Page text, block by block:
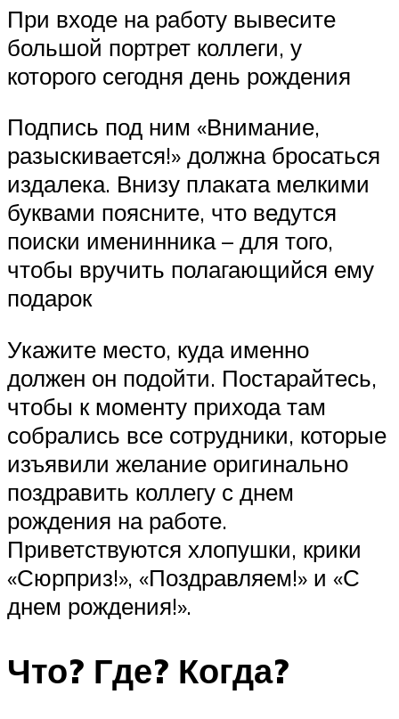
При входе на работу вывесите
большой портрет коллеги, у
которого сегодня день рождения
Подпись под ним «Внимание,
разыскивается!» должна бросаться
издалека. Внизу плаката мелкими
буквами поясните, что ведутся
поиски именинника – для того,
чтобы вручить полагающийся ему
подарок
Укажите место, куда именно
должен он подойти. Постарайтесь,
чтобы к моменту прихода там
собрались все сотрудники, которые
изъявили желание оригинально
поздравить коллегу с днем
рождения на работе.
Приветствуются хлопушки, крики
«Сюрприз!», «Поздравляем!» и «С
днем рождения!».
Что? Где? Когда?